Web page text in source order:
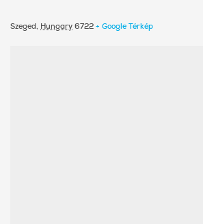
Szeged, Hungary 6722 + Google Térkép